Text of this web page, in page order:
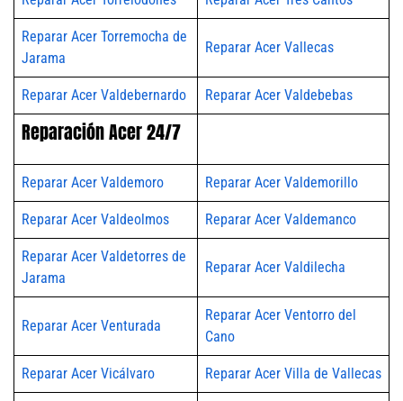
Reparar Acer Torremocha de
Jarama
Reparar Acer Vallecas
Reparar Acer Valdebernardo Reparar Acer Valdebebas
Reparación Acer 24/7
Reparar Acer Valdemoro Reparar Acer Valdemorillo
Reparar Acer Valdeolmos Reparar Acer Valdemanco
Reparar Acer Valdetorres de
Jarama
Reparar Acer Valdilecha
Reparar Acer Venturada
Reparar Acer Ventorro del
Cano
Reparar Acer Vicálvaro Reparar Acer Villa de Vallecas